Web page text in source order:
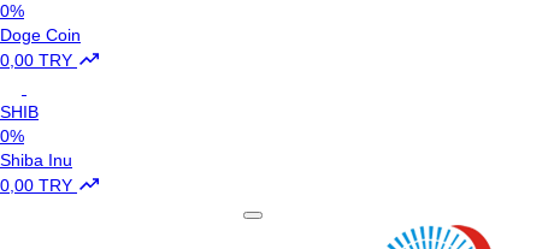
0%
Doge Coin
0,00 TRY
SHIB
0%
Shiba Inu
0,00 TRY